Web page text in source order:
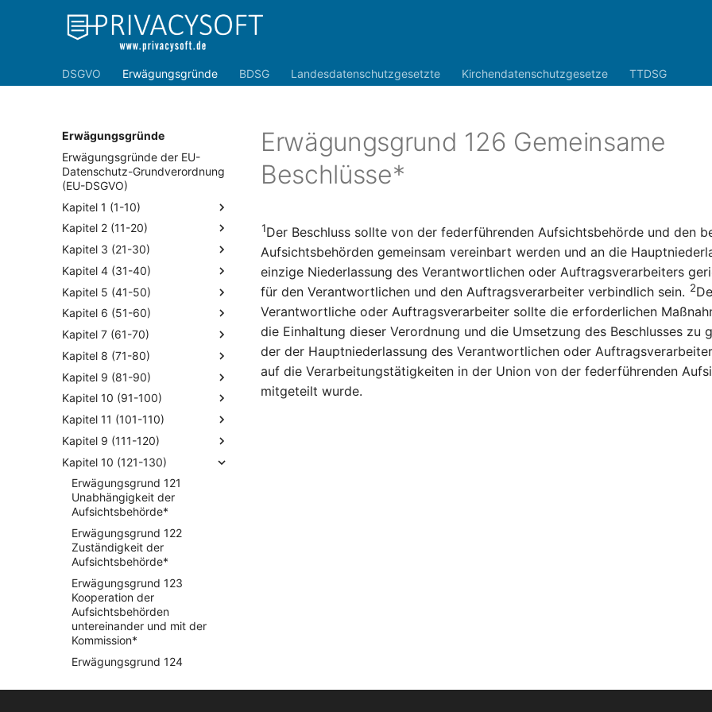
DSGVO Erwägungsgründe BDSG Landesdatenschutzgesetzte Kirchendatenschutzgesetze TTDSG
Erwägungsgründe
Erwägungsgründe der EU-
Datenschutz-Grundverordnung
(EU-DSGVO)
Kapitel 1 (1-10)
Kapitel 2 (11-20)
Kapitel 3 (21-30)
Kapitel 4 (31-40)
Kapitel 5 (41-50)
Kapitel 6 (51-60)
Kapitel 7 (61-70)
Kapitel 8 (71-80)
Kapitel 9 (81-90)
Kapitel 10 (91-100)
Kapitel 11 (101-110)
Kapitel 9 (111-120)
Kapitel 10 (121-130)
Erwägungsgrund 121
Unabhängigkeit der
Aufsichtsbehörde*
Erwägungsgrund 122
Zuständigkeit der
Aufsichtsbehörde*
Erwägungsgrund 123
Kooperation der
Aufsichtsbehörden
untereinander und mit der
Kommission*
Erwägungsgrund 124
Verarbeitung in mehreren
Erwägungsgrund 126 Gemeinsame
Beschlüsse*
1Der Beschluss sollte von der federführenden Aufsichtsbehörde und den
Aufsichtsbehörden gemeinsam vereinbart werden und an die
einzige Niederlassung des Verantwortlichen oder Auftragsverarbeiters
für den Verantwortlichen und den Auftragsverarbeiter verbindlich sein. 2
Verantwortliche oder Auftragsverarbeiter sollte die erforderlichen
die Einhaltung dieser Verordnung und die Umsetzung des Beschlusses zu
der der Hauptniederlassung des Verantwortlichen oder
auf die Verarbeitungstätigkeiten in der Union von der federführenden
mitgeteilt wurde.